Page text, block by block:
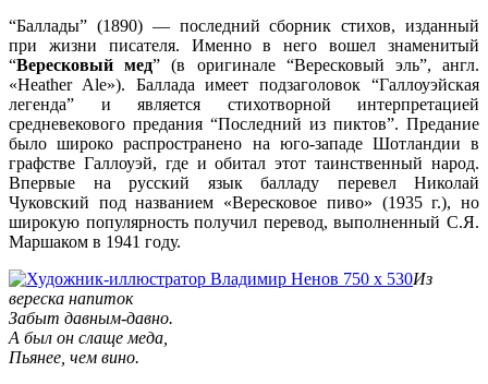
“Баллады” (1890) — последний сборник стихов, изданный
при жизни писателя. Именно в него вошел знаменитый
“Вересковый мед” (в оригинале “Вересковый эль”, англ.
«Heather Ale»). Баллада имеет подзаголовок “Галлоуэйская
легенда” и является стихотворной интерпретацией
средневекового предания “Последний из пиктов”. Предание
было широко распространено на юго-западе Шотландии в
графстве Галлоуэй, где и обитал этот таинственный народ.
Впервые на русский язык балладу перевел Николай
Чуковский под названием «Вересковое пиво» (1935 г.), но
широкую популярность получил перевод, выполненный С.Я.
Маршаком в 1941 году.
Из
вереска напиток
Забыт давным-давно.
А был он слаще меда,
Пьянее, чем вино.